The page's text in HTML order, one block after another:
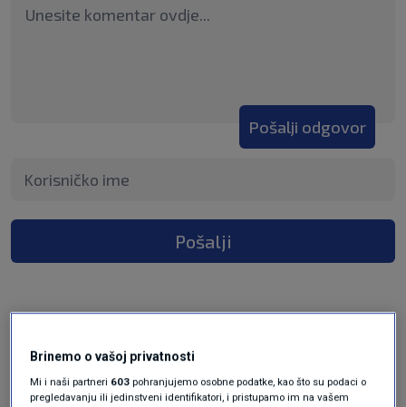
Pošalji odgovor
Pošalji
Brinemo o vašoj privatnosti
Mi i naši partneri 603 pohranjujemo osobne podatke, kao što su podaci o
pregledavanju ili jedinstveni identifikatori, i pristupamo im na vašem